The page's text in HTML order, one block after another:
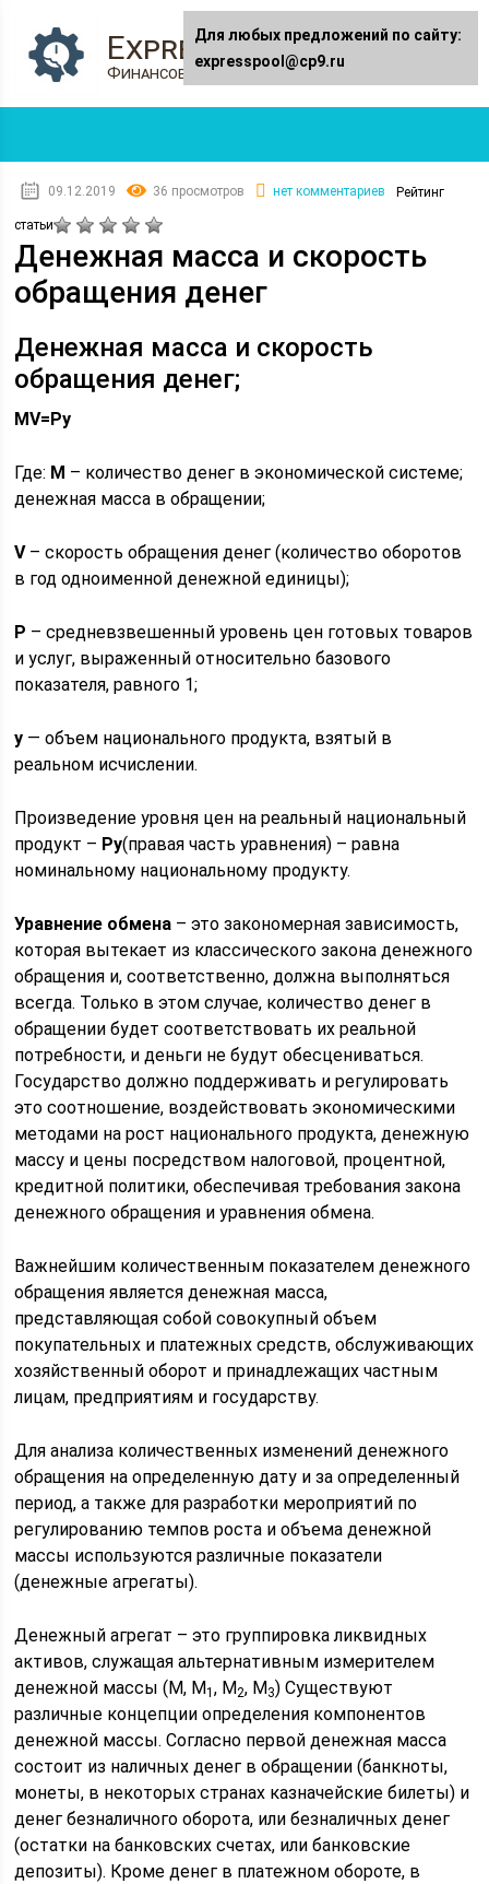
Expresspool.ru
Финансовый журнал
09.12.2019 36 просмотров нет комментариев Рейтинг
статьи
Денежная масса и скорость
обращения денег
Денежная масса и скорость
обращения денег;
MV=Py
Где: М – количество денег в экономической системе;
денежная масса в обращении;
V– скорость обращения денег (количество оборотов
в год одноименной денежной единицы);
Р – средневзвешенный уровень цен готовых товаров
и услуг, выраженный относительно базового
показателя, равного 1;
y — объем национального продукта, взятый в
реальном исчислении.
Произведение уровня цен на реальный национальный
продукт – Py(правая часть уравнения) – равна
номинальному национальному продукту.
Уравнение обмена – это закономерная зависимость,
которая вытекает из классического закона денежного
обращения и, соответственно, должна выполняться
всегда. Только в этом случае, количество денег в
обращении будет соответствовать их реальной
потребности, и деньги не будут обесцениваться.
Государство должно поддерживать и регулировать
это соотношение, воздействовать экономическими
методами на рост национального продукта, денежную
массу и цены посредством налоговой, процентной,
кредитной политики, обеспечивая требования закона
денежного обращения и уравнения обмена.
Важнейшим количественным показателем денежного
обращения является денежная масса,
представляющая собой совокупный объем
покупательных и платежных средств, обслуживающих
хозяйственный оборот и принадлежащих частным
лицам, предприятиям и государству.
Для анализа количественных изменений денежного
обращения на определенную дату и за определенный
период, а также для разработки мероприятий по
регулированию темпов роста и объема денежной
массы используются различные показатели
(денежные агрегаты).
Денежный агрегат – это группировка ликвидных
активов, служащая альтернативным измерителем
денежной массы (М, М1, М2, М3) Существуют
различные концепции определения компонентов
денежной массы. Согласно первой денежная масса
состоит из наличных денег в обращении (банкноты,
монеты, в некоторых странах казначейские билеты) и
денег безналичного оборота, или безналичных денег
(остатки на банковских счетах, или банковские
депозиты). Кроме денег в платежном обороте, в
Для любых предложений по сайту:
expresspool@cp9.ru